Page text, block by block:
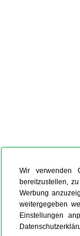
Wir verwenden
bereitzustellen,
Werbung
weitergegeben
Einstellungen